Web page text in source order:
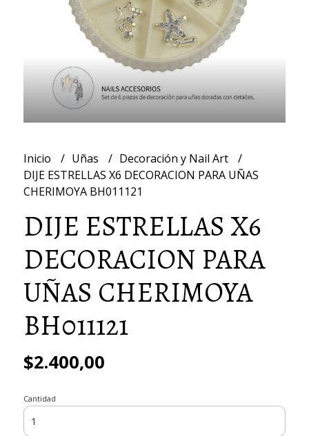
Inicio Uñas
Decoración y Nail Art
DIJE ESTRELLAS X6 DECORACION PARA UÑAS
CHERIMOYA BH011121
DIJE ESTRELLAS X6
DECORACION PARA
UÑAS CHERIMOYA
BH011121
$2.400,00
Cantidad